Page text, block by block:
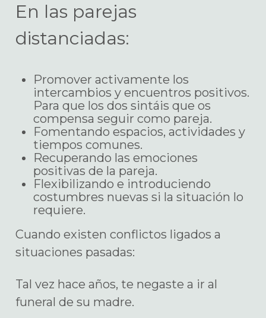
En las parejas
distanciadas:
Promover activamente los
intercambios y encuentros positivos.
Para que los dos sintáis que os
compensa seguir como pareja.
Fomentando espacios, actividades y
tiempos comunes.
Recuperando las emociones
positivas de la pareja.
Flexibilizando e introduciendo
costumbres nuevas si la situación lo
requiere.
Cuando existen conflictos ligados a
situaciones pasadas:
Tal vez hace años, te negaste a ir al
funeral de su madre.